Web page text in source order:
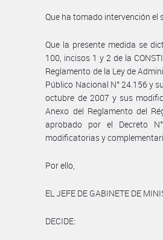
Que ha tomado intervención el
Que la presente medida se
100, incisos 1 y 2 de la
Reglamento de la Ley de
Público Nacional N° 24.156 y
octubre de 2007 y sus
Anexo del Reglamento del
aprobado por el Decreto
modificatorias y
Por ello,
EL JEFE DE GABINETE DE
DECIDE: